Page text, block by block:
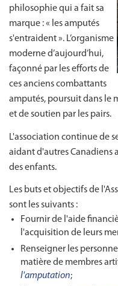
philosophie qui a fait sa
marque :« les amputés
s'entraident ». L’organisme
moderne d’aujourd’hui,
façonné par les efforts de
ces anciens combattants
amputés, poursuit dans le
et de soutien par les pairs.
L'association continue de
aidant d'autres Canadiens
des enfants.
Les buts et objectifs de
sont les suivants :
Fournir de l'aide
l'acquisition de leurs
Renseigner les
matière de membres
l'amputation;